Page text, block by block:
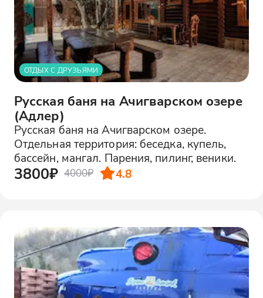
ОТДЫХ С ДРУЗЬЯМИ
Русская баня на Ачигварском озере
(Адлер)
Русская баня на Ачигварском озере.
Отдельная территория: беседка, купель,
бассейн, мангал. Парения, пилинг, веники.
3800₽ 4000₽ 4.8